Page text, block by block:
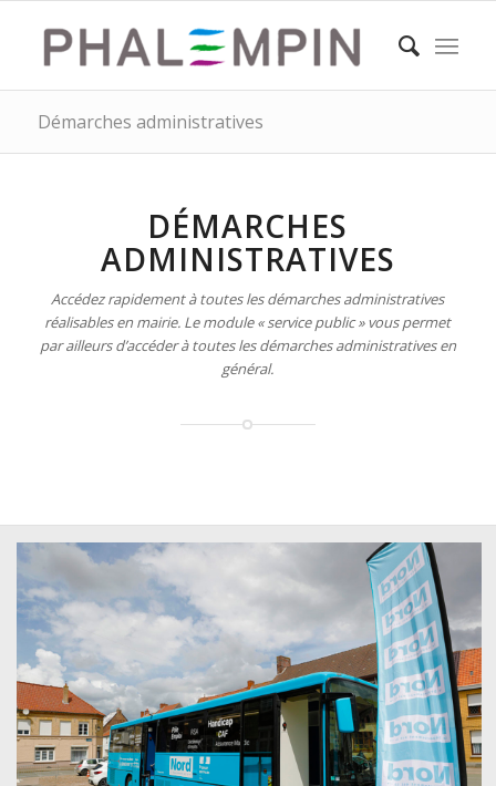
Démarches administratives
DÉMARCHES
ADMINISTRATIVES
Accédez rapidement à toutes les démarches administratives
réalisables en mairie. Le module « service public » vous permet
par ailleurs d’accéder à toutes les démarches administratives en
général.